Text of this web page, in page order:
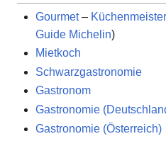
Gourmet– Küchenmeister
Guide Michelin)
Mietkoch
Schwarzgastronomie
Gastronom
Gastronomie
Gastronomie (Österreich)